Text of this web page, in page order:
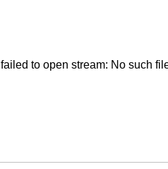
to open stream: No such